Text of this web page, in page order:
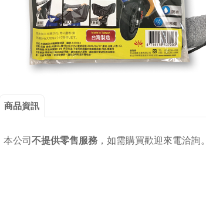
商品資訊
本公司不提供零售服務 ，如需購買歡迎來電洽詢。